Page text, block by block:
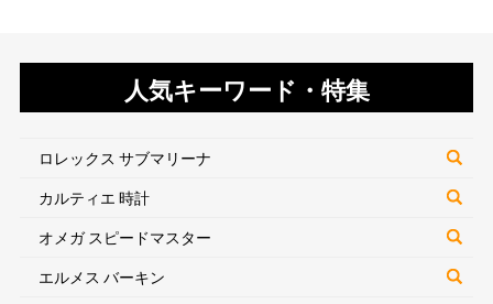
人気キーワード・特集
ロレックス サブマリーナ
カルティエ 時計
オメガ スピードマスター
エルメス バーキン